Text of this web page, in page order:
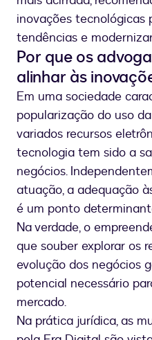
inovações tecnológicas
tendências e
Por que os
alinhar às
Em uma sociedade
popularização do uso
variados recursos
tecnologia tem sido a
negócios.
atuação, a adequação
é um ponto
Na verdade, o
que souber explorar os
evolução dos negócios
potencial necessário
mercado.
Na prática jurídica, as